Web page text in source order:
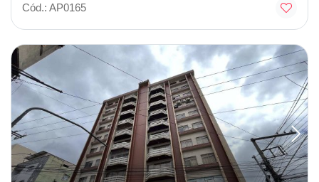
Cód.: AP0165